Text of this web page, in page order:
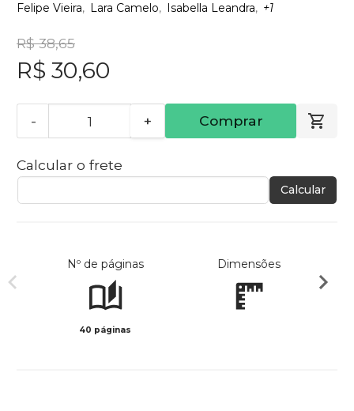
Felipe Vieira
Lara Camelo Isabella Leandra +1
R$ 38,65
R$ 30,60
- + Comprar
Calcular o frete
Calcular
Nº de páginas
40 páginas
Dimensões